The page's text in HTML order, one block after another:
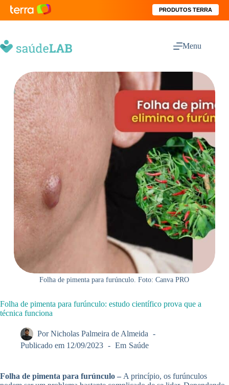
PRODUTOS TERRA
Menu
Folha de pimenta para furúnculo. Foto: Canva PRO
Folha de pimenta para furúnculo: estudo científico prova que a
técnica funciona
Por Nicholas Palmeira de Almeida
Publicado em 12/09/2023 Em Saúde
Folha de pimenta para furúnculo – A princípio, os furúnculos